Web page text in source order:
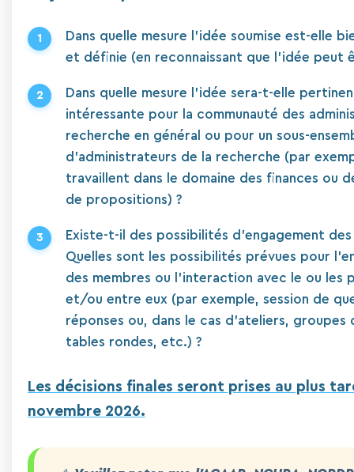
Dans quelle mesure l'idée soumise est-elle
et définie (en reconnaissant que l'idée peut
Dans quelle mesure l'idée sera-t-elle
intéressante pour la communauté des
recherche en général ou pour un sous-
d'administrateurs de la recherche (par
travaillent dans le domaine des finances ou
de propositions) ?
Existe-t-il des possibilités d'engagement
Quelles sont les possibilités prévues pour
des membres ou l'interaction avec le ou les
et/ou entre eux (par exemple, session de
réponses ou, dans le cas d'ateliers, groupes
tables rondes, etc.) ?
Les décisions finales seront prises au plus
novembre 2026.